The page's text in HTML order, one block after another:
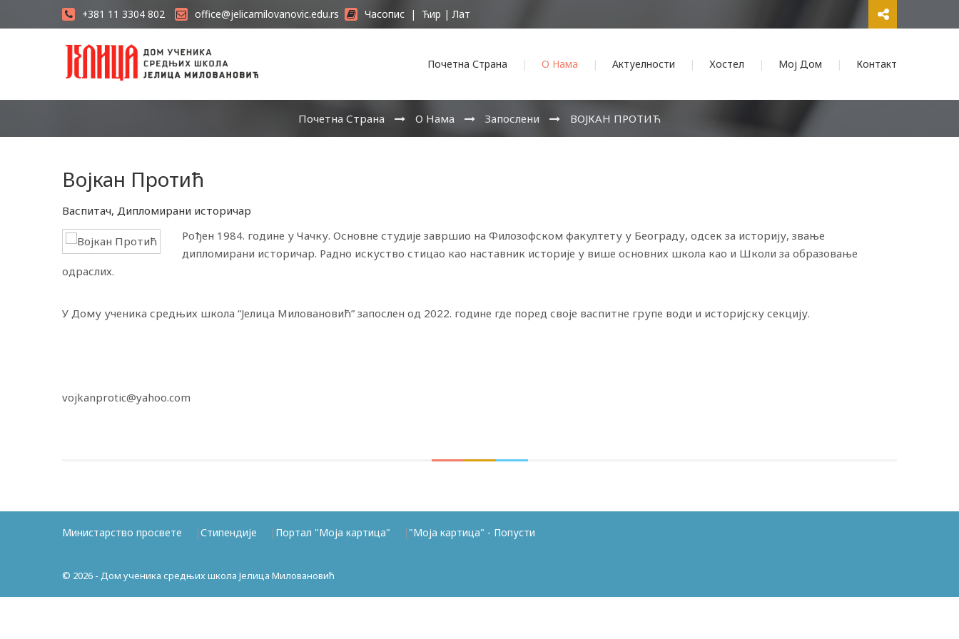
+381 11 3304 802 office@jelicamilovanovic.edu.rs Часопис | Ћир |Лат
Почетна Страна О Нама Актуелности Хостел Мој Дом Контакт
Почетна Страна О Нама Запослени ВОЈКАН ПРОТИЋ
Војкан Протић
Васпитач, Дипломирани историчар
Рођен 1984. године у Чачку. Основне студије завршио на Филозофском факултету у Београду, одсек за историју, звање
дипломирани историчар. Радно искуство стицао као наставник историје у више основних школа као и Школи за образовање
одраслих.
У Дому ученика средњих школа “Јелица Миловановић” запослен од 2022. године где поред своје васпитне групе води и историјску секцију.
vojkanprotic@yahoo.com
Министарство просвете Стипендије Портал "Моја картица" "Моја картица" - Попусти
© 2026 - Дом ученика средњих школа Јелица Миловановић